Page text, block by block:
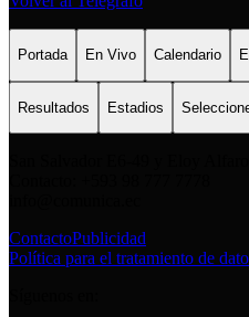
Portada En Vivo Calendario
Resultados Estadios
ContactoPublicidad
Política para el tratamiento de